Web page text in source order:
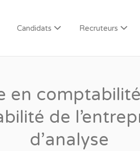
Candidats Recruteurs
en
de
d’analyse